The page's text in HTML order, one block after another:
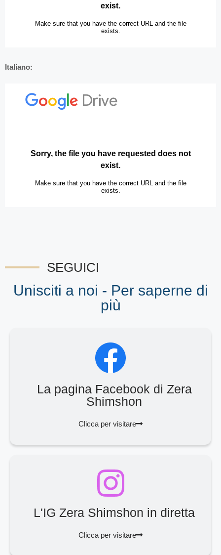
Italiano:
SEGUICI
Unisciti a noi - Per saperne di
più
La pagina Facebook di Zera
Shimshon
Clicca per visitare
L'IG Zera Shimshon in diretta
Clicca per visitare